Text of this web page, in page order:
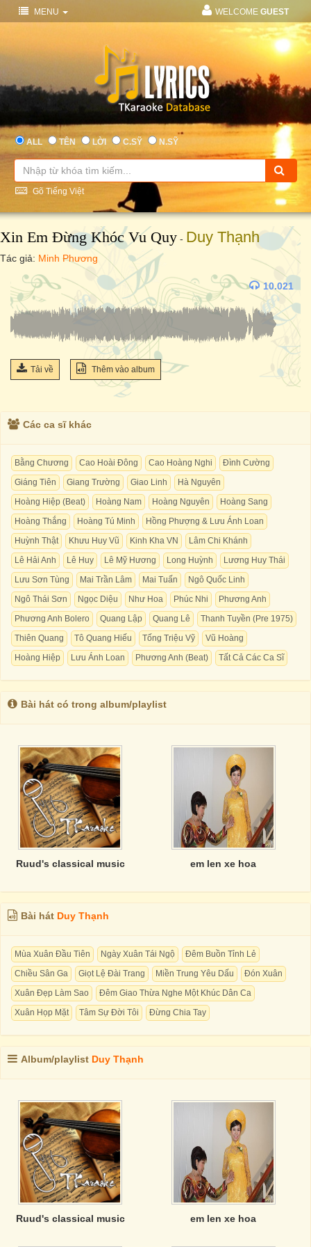
MENU WELCOME GUEST
ALL TÊN LỜI C.SỸ N.SỸ
Gõ Tiếng Việt
Xin Em Đừng Khóc Vu Quy - Duy Thạnh
Tác giả: Minh Phương
10.021
Tải về Thêm vào album
Các ca sĩ khác
Bằng Chương Cao Hoài Đông Cao Hoàng Nghi
Đình Cường
Giáng Tiên
Giang Trường Giao Linh
Hà Nguyên
Hoàng Hiệp (Beat)
Hoàng Nam Hoàng Nguyên
Hoàng Sang
Hoàng Thắng
Hoàng Tú Minh
Hồng Phượng & Lưu Ánh Loan
Huỳnh Thật
Khưu Huy Vũ Kinh Kha VN
Lâm Chi Khánh
Lê Hải Anh
Lê Huy Lê Mỹ Hương Long Huỳnh
Lương Huy Thái
Lưu Sơn Tùng
Mai Trần Lâm Mai Tuấn
Ngô Quốc Linh
Ngô Thái Sơn
Ngọc Diệu Như Hoa Phúc Nhi
Phương Anh
Phương Anh Bolero
Quang Lập Quang Lê
Thanh Tuyền (Pre 1975)
Thiên Quang
Tô Quang Hiếu Tống Triệu Vỹ
Vũ Hoàng
Hoàng Hiệp
Lưu Ánh Loan Phương Anh (Beat) Tất Cả Các Ca Sĩ
Bài hát có trong album/playlist
Ruud's classical music em len xe hoa
Bài hát Duy Thạnh
Mùa Xuân Đầu Tiên Ngày Xuân Tái Ngộ
Đêm Buồn Tỉnh Lẻ
Chiều Sân Ga
Giọt Lệ Đài Trang Miền Trung Yêu Dấu
Đón Xuân
Xuân Đẹp Làm Sao
Đêm Giao Thừa Nghe Một Khúc Dân Ca
Xuân Họp Mặt
Tâm Sự Đời Tôi Đừng Chia Tay
Album/playlist Duy Thạnh
Ruud's classical music em len xe hoa